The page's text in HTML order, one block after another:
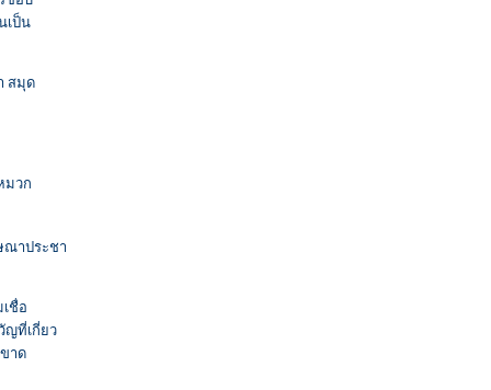
เป็น
สมุด
มวก
ณาประชา
ชื่อ
ญที่เกี่ยว
าด